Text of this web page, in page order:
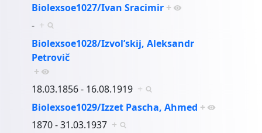
Biolexsoe1027/Ivan Sracimir +
- +
Biolexsoe1028/Izvol’skij, Aleksandr
Petrovič
+
18.03.1856 - 16.08.1919 +
Biolexsoe1029/Izzet Pascha, Ahmed +
1870 - 31.03.1937 +